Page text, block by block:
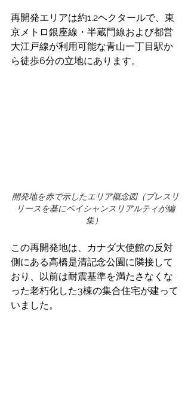
再開発エリアは約1.2ヘクタールで、東
京メトロ銀座線・半蔵門線および都営
大江戸線が利用可能な青山一丁目駅か
ら徒歩6分の立地にあります。
開発地を赤で示したエリア概念図（プレスリ
リースを基にペイシャンスリアルティが編
集）
この再開発地は、カナダ大使館の反対
側にある高橋是清記念公園に隣接して
おり、以前は耐震基準を満たさなくな
った老朽化した3棟の集合住宅が建って
いました。